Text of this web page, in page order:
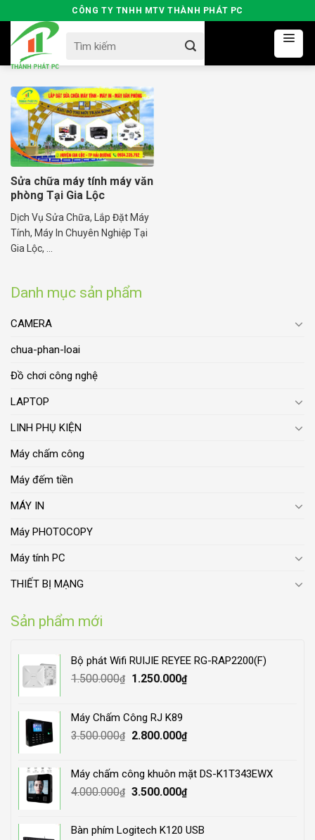
to
content
CÔNG TY TNHH MTV THÀNH PHÁT PC
for:
Danh mục sản phẩm
CAMERA
chua-phan-loai
Đồ chơi công nghệ
LAPTOP
LINH PHỤ KIỆN
Máy chấm công
Máy đếm tiền
MÁY IN
Máy PHOTOCOPY
Máy tính PC
THIẾT BỊ MẠNG
Sản phẩm mới
Bộ phát Wifi RUIJIE REYEE RG-RAP2200(F)
1.500.000₫
Original
1.500.000₫.
1.250.000₫Current
Máy Chấm Công RJ K89
3.500.000₫
Original
3.500.000₫.
2.800.000₫Current
2.800.000₫.
Máy chấm công khuôn mặt DS-K1T343EWX
4.000.000₫ Original
4.000.000₫.
3.500.000₫Current
3.500.000₫.
Bàn phím Logitech K120 USB
Sửa chữa máy tính máy văn
phòng Tại Gia Lộc
Dịch Vụ Sửa Chữa, Lắp Đặt Máy
Tính, Máy In Chuyên Nghiệp Tại
Gia Lộc, ...